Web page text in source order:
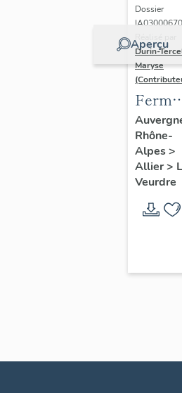
Aperçu
Dossier
Durin-
Maryse
Ferme
dite
de
Jolivet
puis
Rhône-
Alpes>
Allier>
Veurdre